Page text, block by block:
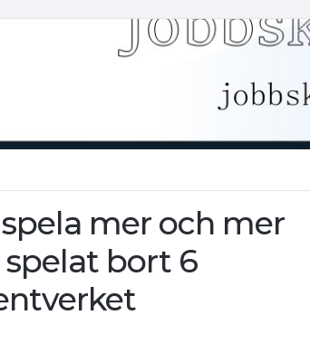
mer och mer
spelat bort 6